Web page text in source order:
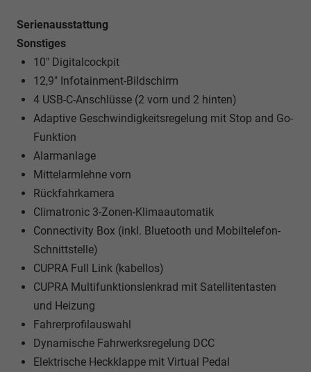
Serienausstattung
Sonstiges
10" Digitalcockpit
12,9" Infotainment-Bildschirm
4 USB-C-Anschlüsse (2 vorn und 2 hinten)
Adaptive Geschwindigkeitsregelung mit Stop and Go-
Funktion
Alarmanlage
Mittelarmlehne vorn
Rückfahrkamera
Climatronic 3-Zonen-Klimaautomatik
Connectivity Box (inkl. Bluetooth und Mobiltelefon-
Schnittstelle)
CUPRA Full Link (kabellos)
CUPRA Multifunktionslenkrad mit Satellitentasten
und Heizung
Fahrerprofilauswahl
Dynamische Fahrwerksregelung DCC
Elektrische Heckklappe mit Virtual Pedal